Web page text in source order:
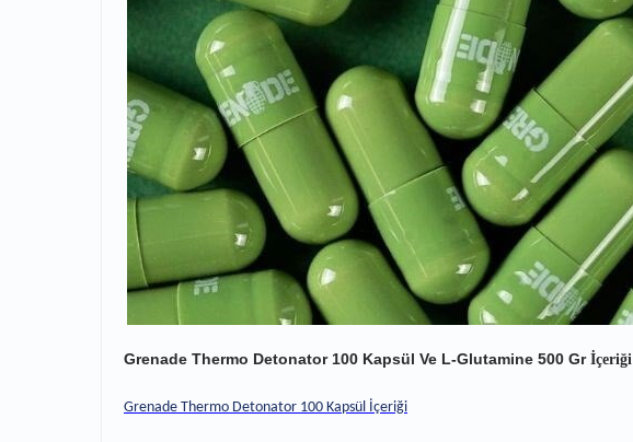
Grenade Thermo Detonator 100 Kapsül Ve L-Glutamine 500 Grİçeriği
Grenade Thermo Detonator 100 Kapsül İçeriği